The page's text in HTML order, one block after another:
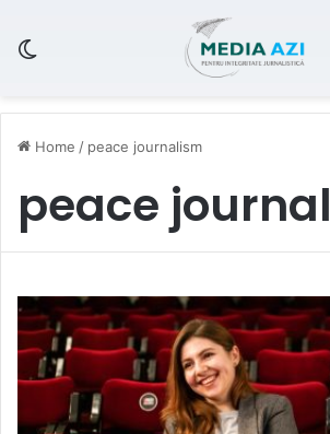
Home / peace journalism
peace